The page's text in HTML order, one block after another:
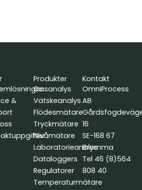
&
Produkter
Gasanalys
Vätskeanalys
Flödesmätare
Tryckmätare
Nivåmätare
Laboratorieanalys
Dataloggers
Regulatorer
Temperaturmätare
Kontakt
OmniProcess
AB
16
SE-168 67
Bromma
Tel 46 (8)564
808 40